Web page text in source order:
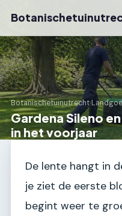
Botanischetuinutrecht›
Gardena Sileno
in het voorjaar
De lente hangt in
je ziet de eerste
begint weer te